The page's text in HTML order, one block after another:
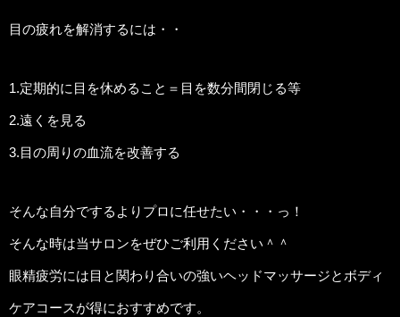
目の疲れを解消するには・・
1.定期的に目を休めること＝目を数分間閉じる等
2.遠くを見る
3.目の周りの血流を改善する
そんな自分でするよりプロに任せたい・・・っ！
そんな時は当サロンをぜひご利用ください＾＾
眼精疲労には目と関わり合いの強いヘッドマッサージとボディ
ケアコースが得におすすめです。